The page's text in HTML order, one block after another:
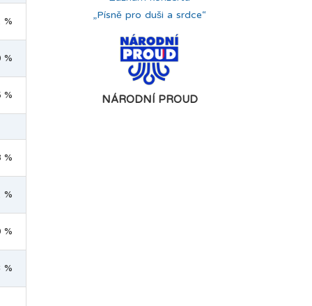
%
%
%
%
%
%
%
„Písně pro duši a srdce“
NÁRODNÍ PROUD